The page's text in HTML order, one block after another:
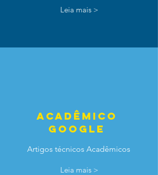
Leia mais >
AcadÊmico
Google
Artigos técnicos Acadêmicos
Leia mais >